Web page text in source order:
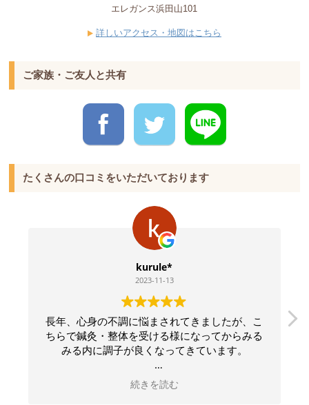
エレガンス浜田山101
詳しいアクセス・地図はこちら
ご家族・ご友人と共有
たくさんの口コミをいただいております
kurule*
2023-11-13
長年、心身の不調に悩まされてきましたが、こ
ちらで鍼灸・整体を受ける様になってからみる
みる内に調子が良くなってきています。
先生は、どんな質問も丁寧に分かりやすく説明
して下さるので、常に安心感があります。
続きを読む